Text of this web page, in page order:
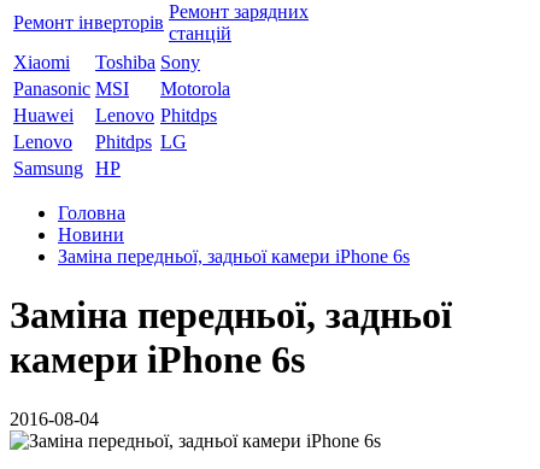
Ремонт інверторів
Ремонт зарядних
станцій
Xiaomi
Toshiba Sony
Panasonic MSI
Motorola
Huawei
Lenovo Phitdps
Lenovo
Phitdps LG
Samsung HP
Головна
Новини
Заміна передньої, задньої камери iPhone 6s
Заміна передньої, задньої
камери iPhone 6s
2016-08-04